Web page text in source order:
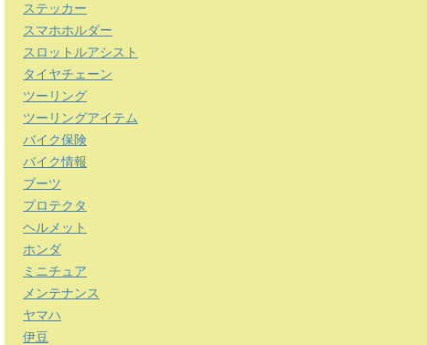
ステッカー
スマホホルダー
スロットルアシスト
タイヤチェーン
ツーリング
ツーリングアイテム
バイク保険
バイク情報
ブーツ
プロテクタ
ヘルメット
ホンダ
ミニチュア
メンテナンス
ヤマハ
伊豆